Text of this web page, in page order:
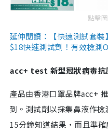
點擊
延伸閱讀：【快速測試套
$18快速測試劑！有效檢
acc+ test 新型冠狀病毒抗
產品由香港口罩品牌acc+
到。測試劑以採集鼻液作
15分鐘知道結果，而且準